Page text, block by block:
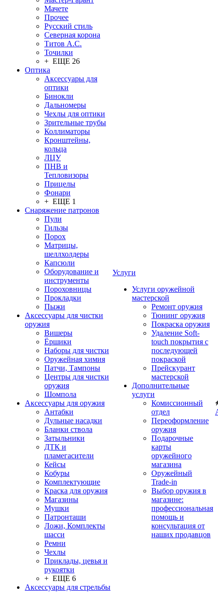
Мачете
Прочее
Русский стиль
Северная корона
Титов А.С.
Точилки
+ ЕЩЕ 26
Оптика
Аксессуары для
оптики
Бинокли
Дальномеры
Чехлы для оптики
Зрительные трубы
Коллиматоры
Кронштейны,
кольца
ЛЦУ
ПНВ и
Тепловизоры
Прицелы
Фонари
+ ЕЩЕ 1
Снаряжение патронов
Пули
Гильзы
Порох
Матрицы,
шеллхолдеры
Капсюли
Оборудование и
инструменты
Пороховницы
Прокладки
Пыжи
Аксессуары для чистки
оружия
Вишеры
Ёршики
Наборы для чистки
Оружейная химия
Патчи, Тампоны
Центры для чистки
оружия
Шомпола
Аксессуары для оружия
Антабки
Дульные насадки
Бланки ствола
Затыльники
ДТК и
пламегасители
Кейсы
Кобуры
Комплектующие
Краска для оружия
Магазины
Мушки
Патронташи
Ложи, Комплекты
шасси
Ремни
Чехлы
Приклады, цевья и
рукоятки
+ ЕЩЕ 6
Аксессуары для стрельбы
Услуги
Услуги оружейной
мастерской
Ремонт оружия
Тюнинг оружия
Покраска оружия
Удаление Soft-
touch покрытия с
последующей
покраской
Прейскурант
мастерской
Дополнительные
услуги
Комиссионный
отдел
Переоформление
оружия
Подарочные
карты
оружейного
магазина
Оружейный
Trade-in
Выбор оружия в
магазине:
профессиональная
помощь и
консультация от
наших продавцов